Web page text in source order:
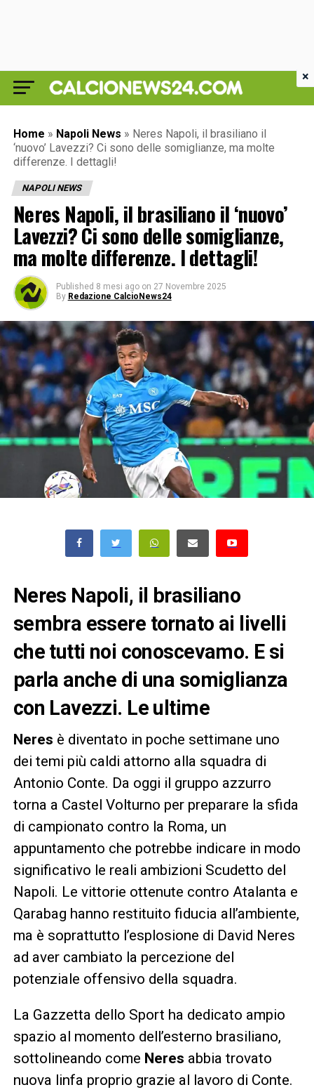
Home » Napoli News » Neres Napoli, il brasiliano il
‘nuovo’ Lavezzi? Ci sono delle somiglianze, ma molte
differenze. I dettagli!
NAPOLI NEWS
Neres Napoli, il brasiliano il ‘nuovo’
Lavezzi? Ci sono delle somiglianze,
ma molte differenze. I dettagli!
Published 8 mesi ago on 27 Novembre 2025
By Redazione CalcioNews24
Neres Napoli, il brasiliano
sembra essere tornato ai livelli
che tutti noi conoscevamo. E si
parla anche di una somiglianza
con Lavezzi. Le ultime
Neres è diventato in poche settimane uno
dei temi più caldi attorno alla squadra di
Antonio Conte. Da oggi il gruppo azzurro
torna a Castel Volturno per preparare la sfida
di campionato contro la Roma, un
appuntamento che potrebbe indicare in modo
significativo le reali ambizioni Scudetto del
Napoli. Le vittorie ottenute contro Atalanta e
Qarabag hanno restituito fiducia all’ambiente,
ma è soprattutto l’esplosione di David Neres
ad aver cambiato la percezione del
potenziale offensivo della squadra.
La Gazzetta dello Sport ha dedicato ampio
spazio al momento dell’esterno brasiliano,
sottolineando come Neres abbia trovato
nuova linfa proprio grazie al lavoro di Conte.
×